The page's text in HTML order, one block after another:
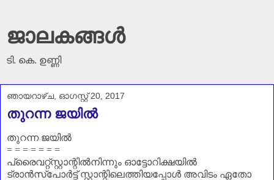
ജാലകങ്ങൾ
ടി. കെ. ഉണ്ണി
ഞായറാഴ്‌ച, ഓഗസ്റ്റ് 20, 2017
തുറന്ന ജയിൽ
തുറന്ന ജയിൽ
= = = = = = =
പ്രൈവറ്റ്സ്റ്റാന്റിൽനിന്നും ഓട്ടോറിക്ഷയിൽ
ട്രാൻസ്പോർട്ട് സ്റ്റാന്റിലെത്തിയപ്പോൾ അവിടം ഏതോ